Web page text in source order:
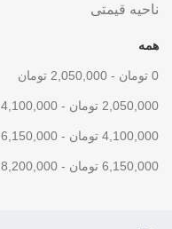
ناحیه قیمتی
همه
0 تومان -
2,050,000 تومان
2,050,000 تومان -
4,100,000
4,100,000 تومان -
6,150,000
6,150,000 تومان -
8,200,000